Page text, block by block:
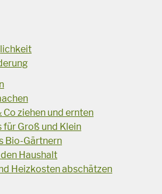
Co ziehen und ernten
für Groß und Klein
Bio-Gärtnern
Haushalt
Heizkosten abschätzen